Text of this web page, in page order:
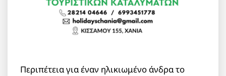
Περιπέτεια για έναν ηλικιωμένο άνδρα το